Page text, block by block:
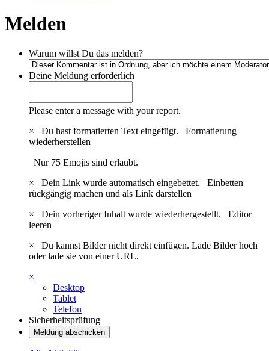
Melden
Warum willst Du das melden?
Deine Meldung erforderlich
Please enter a message with your report.
×
Du hast formatierten Text eingefügt. Formatierung
wiederherstellen
Nur 75 Emojis sind erlaubt.
×
Dein Link wurde automatisch eingebettet. Einbetten
rückgängig machen und als Link darstellen
×
Dein vorheriger Inhalt wurde wiederhergestellt. Editor
leeren
×
Du kannst Bilder nicht direkt einfügen. Lade Bilder hoch
oder lade sie von einer URL.
×
Desktop
Tablet
Telefon
Sicherheitsprüfung
Meldung abschicken